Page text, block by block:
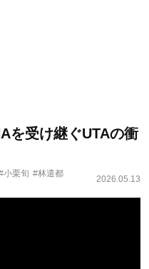
を受け継ぐUTAの衝
小栗旬 #林遣都
2026.05.13